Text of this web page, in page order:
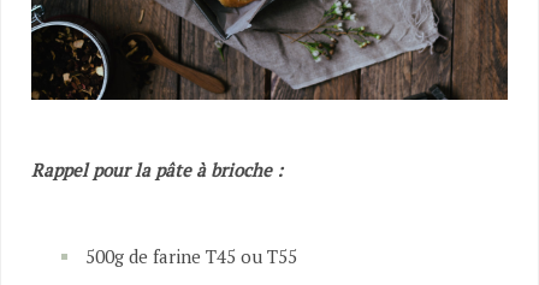
Rappel pour la pâte à brioche :
500g de farine T45 ou T55